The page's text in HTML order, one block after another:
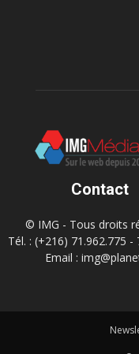
Contact
© IMG - Tous droits
Tél. : (+216) 71.962.775 -
Email :